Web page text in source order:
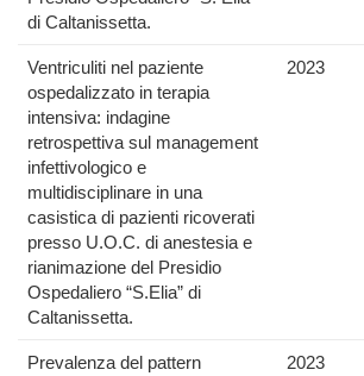
di Caltanissetta.
Ventriculiti nel paziente
ospedalizzato in terapia
intensiva: indagine
retrospettiva sul management
infettivologico e
multidisciplinare in una
casistica di pazienti ricoverati
presso U.O.C. di anestesia e
rianimazione del Presidio
Ospedaliero “S.Elia” di
Caltanissetta.
2023
Prevalenza del pattern
2023